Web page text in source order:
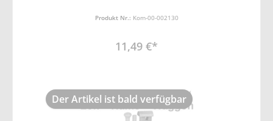
Produkt Nr.: Kom-00-002130
11,49 €*
Der Artikel ist bald verfügbar